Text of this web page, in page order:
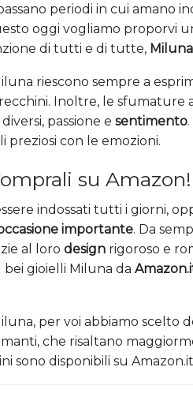
periodi in cui amano
oggi vogliamo proporvi
di tutti e di tutte, Miluna
riescono sempre a
Inoltre, le sfumature
passione e sentimento
preziosi con le emozioni.
su Amazon!
indossati tutti i giorni,
importante. Da
al loro design rigoroso e
gioielli Miluna da
per voi abbiamo scelto
che risaltano
sono disponibili su